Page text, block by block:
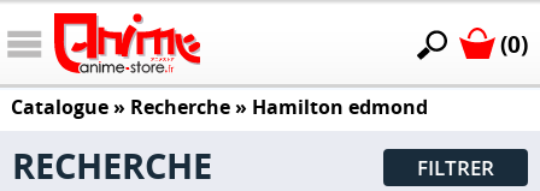
(0)
Catalogue» Recherche » Hamilton edmond
RECHERCHE FILTRER